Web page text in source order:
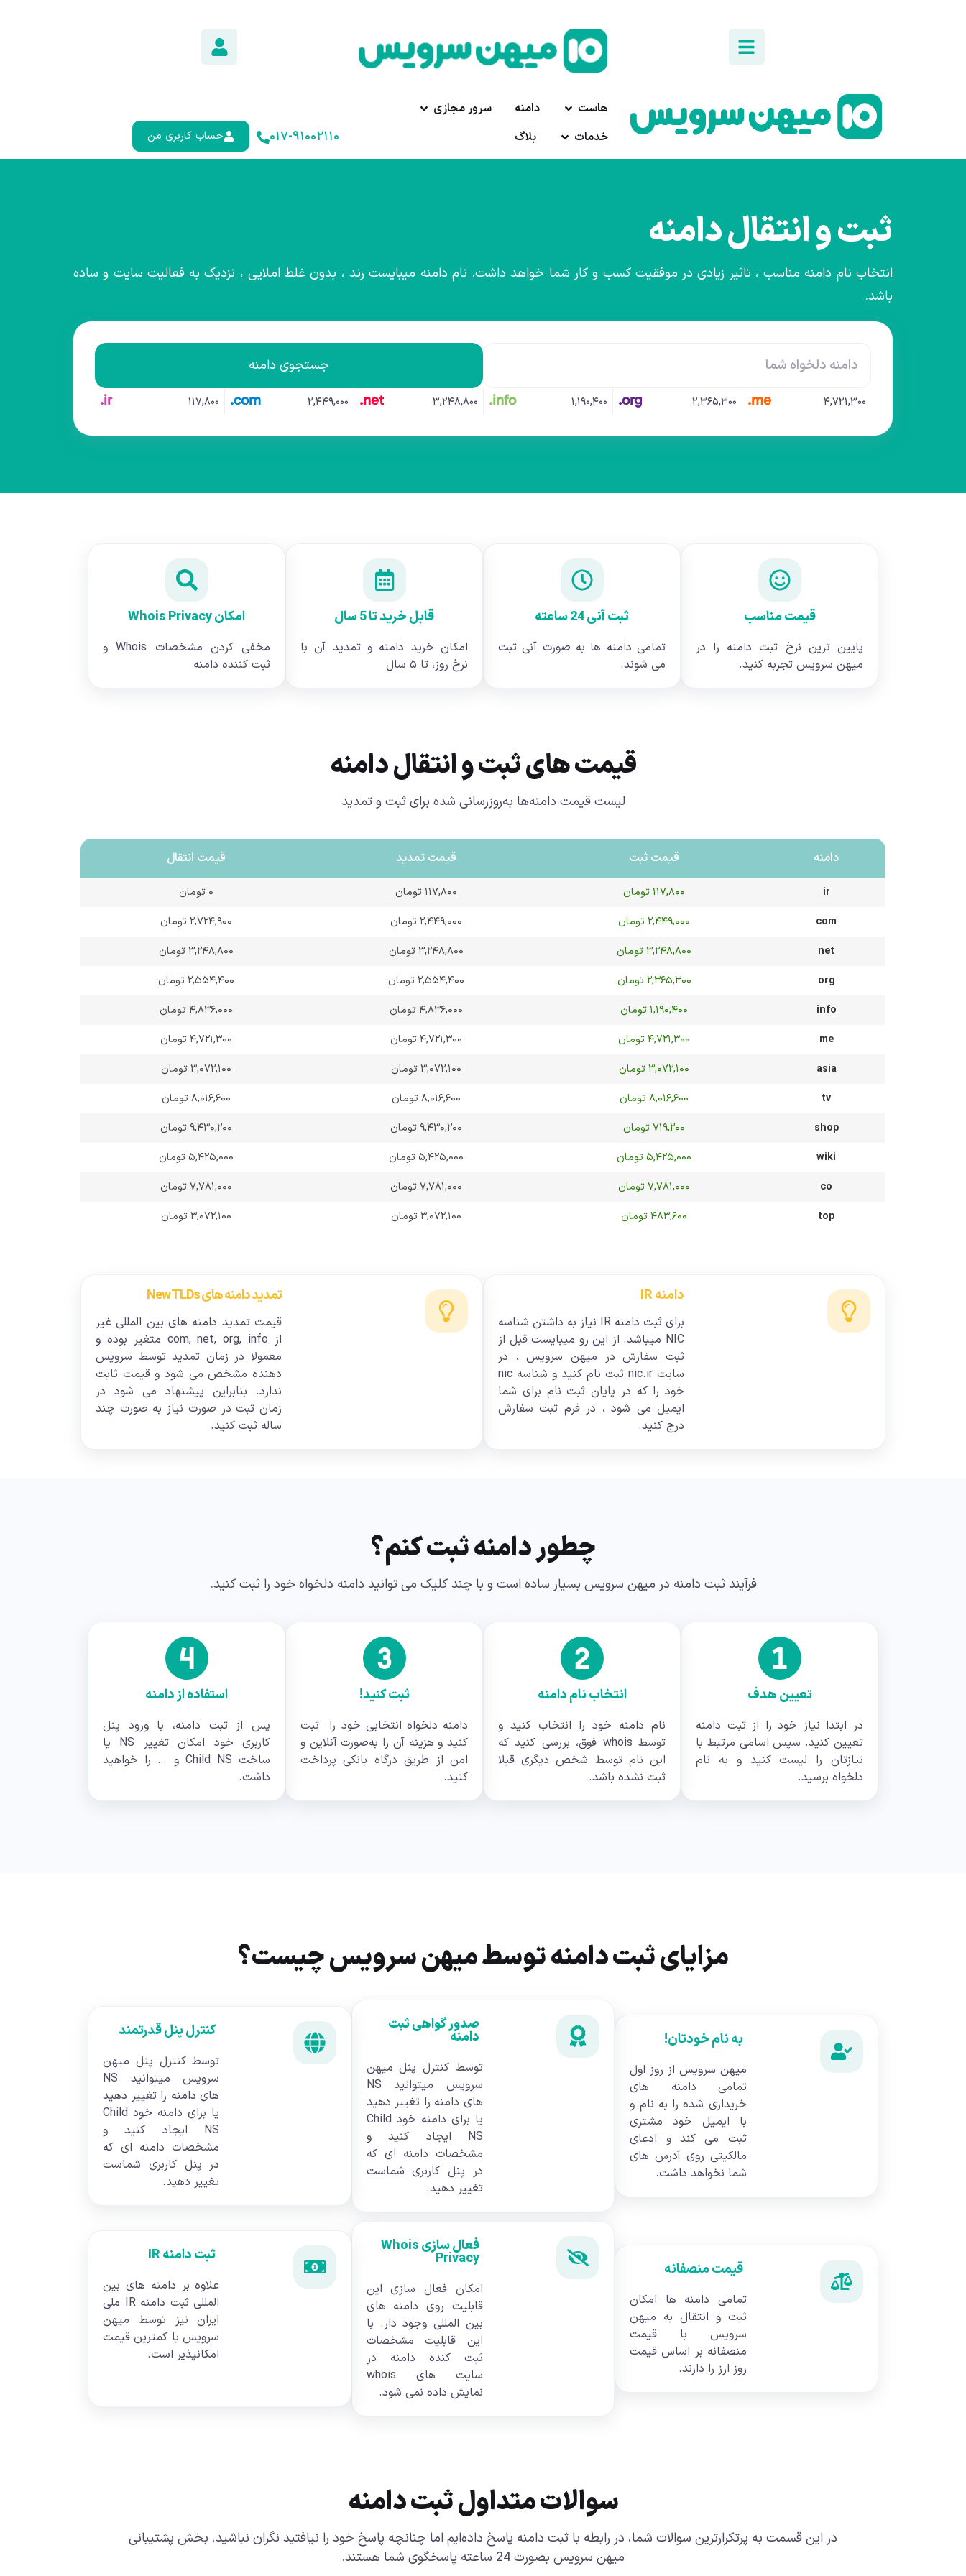
هاست دامنه
سرور مجازی
خدمات
بلاگ ۰۱۷-۹۱۰۰۲۱۱۰ حساب کاربری من
ثبت و انتقال دامنه
انتخاب نام دامنه مناسب ، تاثیر زیادی در موفقیت کسب و کار شما خواهد داشت. نام دامنه میبایست رند ، بدون غلط املایی ، نزدیک به فعالیت سایت و ساده
باشد.
جستجوی دامنه
۴,۷۲۱,۳۰۰ me. ۲,۳۶۵,۳۰۰ org. ۱,۱۹۰,۴۰۰ info. ۳,۲۴۸,۸۰۰ net. ۲,۴۴۹,۰۰۰ com. ۱۱۷,۸۰۰ ir.
قیمت مناسب
پایین ترین نرخ ثبت دامنه را در
میهن سرویس تجربه کنید.
ثبت آنی 24 ساعته
تمامی دامنه ها به صورت آنی ثبت
می شوند.
قابل خرید تا 5 سال
امکان خرید دامنه و تمدید آن با
نرخ روز، تا ۵ سال
امکان Whois Privacy
مخفی کردن مشخصات Whois و
ثبت کننده دامنه
قیمت های ثبت و انتقال دامنه
لیست قیمت دامنه‌ها به‌روزرسانی شده برای ثبت و تمدید
دامنه قیمت ثبت قیمت تمدید قیمت انتقال
ir ۱۱۷,۸۰۰ تومان ۱۱۷,۸۰۰ تومان
۰ تومان
com
۲,۴۴۹,۰۰۰ تومان ۲,۴۴۹,۰۰۰ تومان
۲,۷۲۴,۹۰۰ تومان
net
۳,۲۴۸,۸۰۰ تومان ۳,۲۴۸,۸۰۰ تومان
۳,۲۴۸,۸۰۰ تومان
org
۲,۳۶۵,۳۰۰ تومان ۲,۵۵۴,۴۰۰ تومان
۲,۵۵۴,۴۰۰ تومان
info
۱,۱۹۰,۴۰۰ تومان ۴,۸۳۶,۰۰۰ تومان
۴,۸۳۶,۰۰۰ تومان
me
۴,۷۲۱,۳۰۰ تومان ۴,۷۲۱,۳۰۰ تومان
۴,۷۲۱,۳۰۰ تومان
asia
۳,۰۷۲,۱۰۰ تومان ۳,۰۷۲,۱۰۰ تومان
۳,۰۷۲,۱۰۰ تومان
tv
۸,۰۱۶,۶۰۰ تومان ۸,۰۱۶,۶۰۰ تومان
۸,۰۱۶,۶۰۰ تومان
shop
۷۱۹,۲۰۰ تومان ۹,۴۳۰,۲۰۰ تومان
۹,۴۳۰,۲۰۰ تومان
wiki
۵,۴۲۵,۰۰۰ تومان ۵,۴۲۵,۰۰۰ تومان
۵,۴۲۵,۰۰۰ تومان
co
۷,۷۸۱,۰۰۰ تومان ۷,۷۸۱,۰۰۰ تومان
۷,۷۸۱,۰۰۰ تومان
top
۴۸۳,۶۰۰ تومان ۳,۰۷۲,۱۰۰ تومان ۳,۰۷۲,۱۰۰ تومان
دامنه IR
برای ثبت دامنه IR نیاز به داشتن شناسه
NIC میباشد. از این رو میبایست قبل از
ثبت سفارش در میهن سرویس ، در
سایت nic.ir ثبت نام کنید و شناسه nic
خود را که در پایان ثبت نام برای شما
ایمیل می شود ، در فرم ثبت سفارش
درج کنید.
تمدید دامنه های New TLDs
قیمت تمدید دامنه های بین المللی غیر
از com, net, org, info متغیر بوده و
معمولا در زمان تمدید توسط سرویس
دهنده مشخص می شود و قیمت ثابت
ندارد. بنابراین پیشنهاد می شود در
زمان ثبت در صورت نیاز به صورت چند
ساله ثبت کنید.
چطور دامنه ثبت کنم؟
فرآیند ثبت دامنه در میهن سرویس بسیار ساده است و با چند کلیک می توانید دامنه دلخواه خود را ثبت کنید.
تعیین هدف
در ابتدا نیاز خود را از ثبت دامنه
تعیین کنید. سپس اسامی مرتبط با
نیازتان را لیست کنید و به نام
دلخواه برسید.
انتخاب نام دامنه
نام دامنه خود را انتخاب کنید و
توسط whois فوق، بررسی کنید که
این نام توسط شخص دیگری قبلا
ثبت نشده باشد.
ثبت کنید!
دامنه دلخواه انتخابی خود را ثبت
کنید و هزینه آن را به‌صورت آنلاین و
امن از طریق درگاه بانکی پرداخت
کنید.
استفاده از دامنه
پس از ثبت دامنه، با ورود پنل
کاربری خود امکان تغییر NS یا
ساخت Child NS و … را خواهید
داشت.
مزایای ثبت دامنه توسط میهن سرویس چیست؟
به نام خودتان!
میهن سرویس از روز اول
تمامی دامنه های
خریداری شده را به نام و
با ایمیل خود مشتری
ثبت می کند و ادعای
مالکیتی روی آدرس های
شما نخواهد داشت.
صدور گواهی ثبت
دامنه
توسط کنترل پنل میهن
سرویس میتوانید NS
های دامنه را تغییر دهید
یا برای دامنه خود Child
NS ایجاد کنید و
مشخصات دامنه ای که
در پنل کاربری شماست
تغییر دهید.
کنترل پنل قدرتمند
توسط کنترل پنل میهن
سرویس میتوانید NS
های دامنه را تغییر دهید
یا برای دامنه خود Child
NS ایجاد کنید و
مشخصات دامنه ای که
در پنل کاربری شماست
تغییر دهید.
قیمت منصفانه
تمامی دامنه ها امکان
ثبت و انتقال به میهن
سرویس با قیمت
منصفانه بر اساس قیمت
روز ارز را دارند.
فعال سازی Whois
Privacy
امکان فعال سازی این
قابلیت روی دامنه های
بین المللی وجود دار. با
این قابلیت مشخصات
ثبت کنده دامنه در
سایت های whois
نمایش داده نمی شود.
ثبت دامنه IR
علاوه بر دامنه های بین
المللی ثبت دامنه IR ملی
ایران نیز توسط میهن
سرویس با کمترین قیمت
امکانپذیر است.
سوالات متداول ثبت دامنه
در این قسمت به پرتکرارترین سوالات شما، در رابطه با ثبت دامنه پاسخ داده‌ایم اما چنانچه پاسخ خود را نیافتید نگران نباشید، بخش پشتیبانی
میهن سرویس بصورت 24 ساعته پاسخگوی شما هستند.